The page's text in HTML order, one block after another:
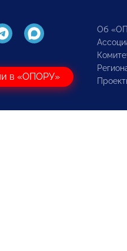
в «ОПОРУ»
Об